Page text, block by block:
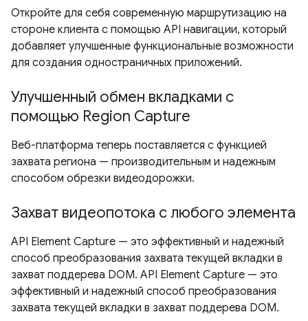
Откройте для себя современную маршрутизацию на
стороне клиента с помощью API навигации, который
добавляет улучшенные функциональные возможности
для создания одностраничных приложений.
Улучшенный обмен вкладками с
помощью Region Capture
Веб-платформа теперь поставляется с функцией
захвата региона — производительным и надежным
способом обрезки видеодорожки.
Захват видеопотока с любого элемента
API Element Capture — это эффективный и надежный
способ преобразования захвата текущей вкладки в
захват поддерева DOM. API Element Capture — это
эффективный и надежный способ преобразования
захвата текущей вкладки в захват поддерева DOM.